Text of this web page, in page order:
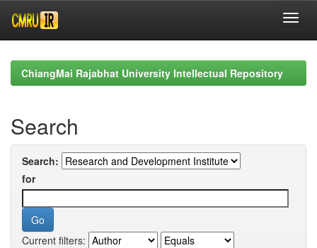
navigationChiangMai Rajabhat University Intellectual Repository
Search
Search:
for
Current filters: